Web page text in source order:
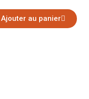
Ajouter au panier